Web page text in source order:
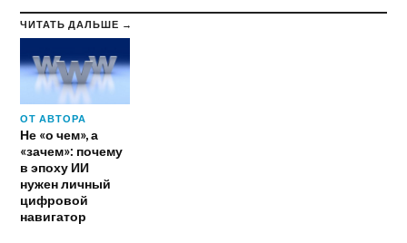
ЧИТАТЬ ДАЛЬШЕ →
ОТ АВТОРА
Не «о чем», а
«зачем»: почему
в эпоху ИИ
нужен личный
цифровой
навигатор